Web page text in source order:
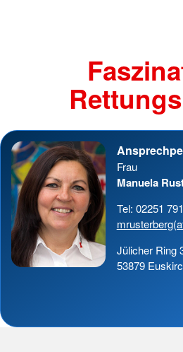
Frau
Manuela
Tel: 02251
Jülicher Ring
53879